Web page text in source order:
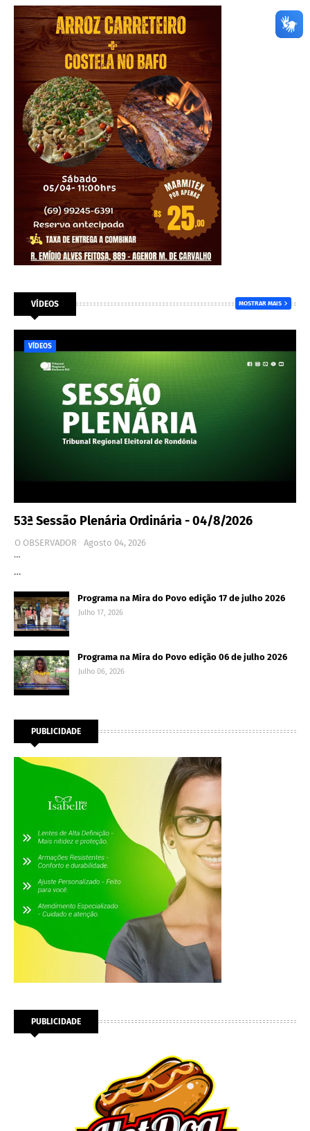
VÍDEOS MOSTRAR MAIS
VÍDEOS
53ª Sessão Plenária Ordinária - 04/8/2026
O OBSERVADOR
Agosto 04, 2026
…
…
Programa na Mira do Povo edição 17 de julho 2026
Julho 17, 2026
Programa na Mira do Povo edição 06 de julho 2026
Julho 06, 2026
PUBLICIDADE
PUBLICIDADE